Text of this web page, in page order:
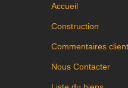
Accueil
Construction
Commentaires
Nous Contacter